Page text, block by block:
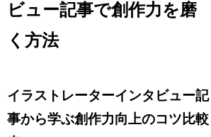
ビュー記事で創作力を磨
く方法
イラストレーターインタビュー記
事から学ぶ創作力向上のコツ比較